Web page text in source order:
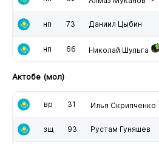
нп 73 Даниил Цыбин
нп 66 Николай Шульга
Актобе (мол)
вр 31 Илья Скрипченко
зщ 93 Рустам Гуняшев